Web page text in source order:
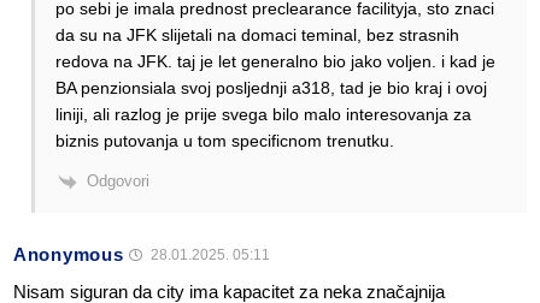
po sebi je imala prednost preclearance facilityja, sto znaci
da su na JFK slijetali na domaci teminal, bez strasnih
redova na JFK. taj je let generalno bio jako voljen. i kad je
BA penzionsiala svoj posljednji a318, tad je bio kraj i ovoj
liniji, ali razlog je prije svega bilo malo interesovanja za
biznis putovanja u tom specificnom trenutku.
Odgovori
Anonymous 28.01.2025. 05:11
Nisam siguran da city ima kapacitet za neka značajnija